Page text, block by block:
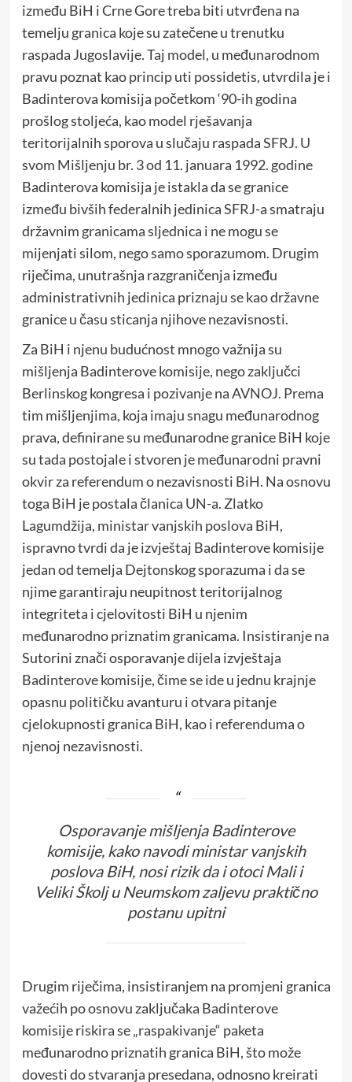
između BiH i Crne Gore treba biti utvrđena na
temelju granica koje su zatečene u trenutku
raspada Jugoslavije. Taj model, u međunarodnom
pravu poznat kao princip uti possidetis, utvrdila je i
Badinterova komisija početkom ‘90-ih godina
prošlog stoljeća, kao model rješavanja
teritorijalnih sporova u slučaju raspada SFRJ. U
svom Mišljenju br. 3 od 11. januara 1992. godine
Badinterova komisija je istakla da se granice
između bivših federalnih jedinica SFRJ-a smatraju
državnim granicama sljednica i ne mogu se
mijenjati silom, nego samo sporazumom. Drugim
riječima, unutrašnja razgraničenja između
administrativnih jedinica priznaju se kao državne
granice u času sticanja njihove nezavisnosti.
Za BiH i njenu budućnost mnogo važnija su
mišljenja Badinterove komisije, nego zaključci
Berlinskog kongresa i pozivanje na AVNOJ. Prema
tim mišljenjima, koja imaju snagu međunarodnog
prava, definirane su međunarodne granice BiH koje
su tada postojale i stvoren je međunarodni pravni
okvir za referendum o nezavisnosti BiH. Na osnovu
toga BiH je postala članica UN-a. Zlatko
Lagumdžija, ministar vanjskih poslova BiH,
ispravno tvrdi da je izvještaj Badinterove komisije
jedan od temelja Dejtonskog sporazuma i da se
njime garantiraju neupitnost teritorijalnog
integriteta i cjelovitosti BiH u njenim
međunarodno priznatim granicama. Insistiranje na
Sutorini znači osporavanje dijela izvještaja
Badinterove komisije, čime se ide u jednu krajnje
opasnu političku avanturu i otvara pitanje
cjelokupnosti granica BiH, kao i referenduma o
njenoj nezavisnosti.
Osporavanje mišljenja Badinterove
komisije, kako navodi ministar vanjskih
poslova BiH, nosi rizik da i otoci Mali i
Veliki Školj u Neumskom zaljevu praktično
postanu upitni
Drugim riječima, insistiranjem na promjeni granica
važećih po osnovu zaključaka Badinterove
komisije riskira se „raspakivanje“ paketa
međunarodno priznatih granica BiH, što može
dovesti do stvaranja presedana, odnosno kreirati